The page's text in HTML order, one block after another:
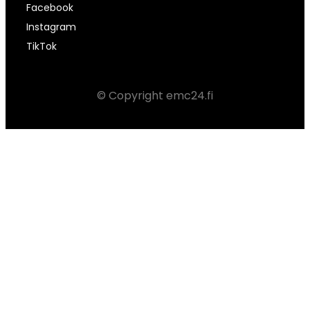
Facebook
Instagram
TikTok
© Copyright emc24.fi